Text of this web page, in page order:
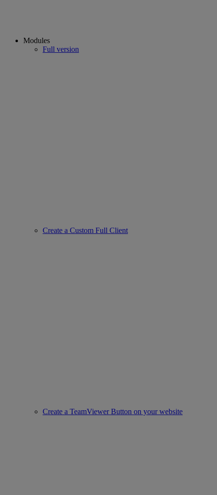
Modules
Full version
Create a Custom Full Client
Create a TeamViewer Button on your website